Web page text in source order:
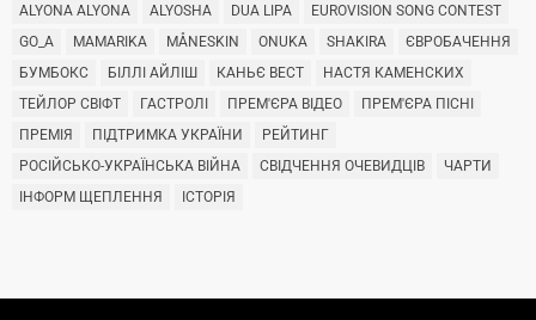
ALYONA ALYONA ALYOSHA DUA LIPA
EUROVISION SONG CONTEST
GO_A
MAMARIKA MÅNESKIN ONUKA SHAKIRA
ЄВРОБАЧЕННЯ
БУМБОКС
БІЛЛІ АЙЛІШ КАНЬЄ ВЕСТ
НАСТЯ КАМЕНСКИХ
ТЕЙЛОР СВІФТ
ГАСТРОЛІ ПРЕМ'ЄРА ВІДЕО
ПРЕМ'ЄРА ПІСНІ
ПРЕМІЯ
ПІДТРИМКА УКРАЇНИ
РЕЙТИНГ
РОСІЙСЬКО-УКРАЇНСЬКА ВІЙНА
СВІДЧЕННЯ ОЧЕВИДЦІВ
ЧАРТИ
ІНФОРМ ЩЕПЛЕННЯ
ІСТОРІЯ